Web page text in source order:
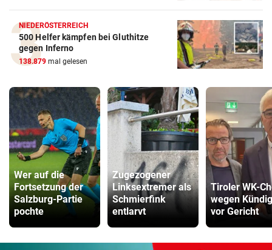
NIEDERÖSTERREICH
500 Helfer kämpfen bei Gluthitze
gegen Inferno
138.879 mal gelesen
Wer auf die
Fortsetzung der
Salzburg-Partie
pochte
Zugezogener
Linksextremer als
Schmierfink
entlarvt
Tiroler WK-
wegen
vor Gericht